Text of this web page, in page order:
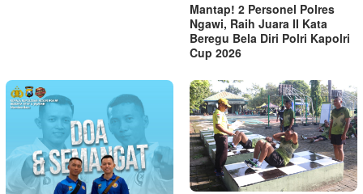
Mantap! 2 Personel Polres
Ngawi, Raih Juara II Kata
Beregu Bela Diri Polri Kapolri
Cup 2026